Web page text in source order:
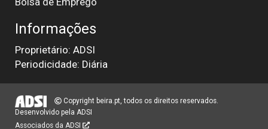
Informações
Proprietário: ADSI
Periodicidade: Diária
Copyright beira.pt, todos os direitos reservados.
Desenvolvido pela ADSI
Associados da ADSI